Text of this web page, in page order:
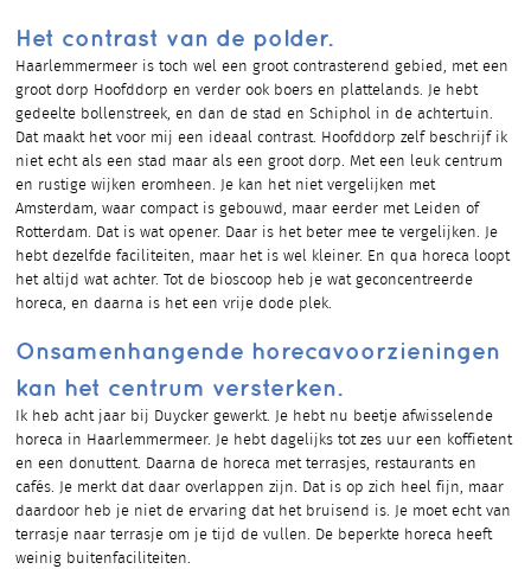
Het contrast van de polder.
Haarlemmermeer is toch wel een groot contrasterend gebied, met een
groot dorp Hoofddorp en verder ook boers en plattelands. Je hebt
gedeelte bollenstreek, en dan de stad en Schiphol in de achtertuin.
Dat maakt het voor mij een ideaal contrast. Hoofddorp zelf beschrijf ik
niet echt als een stad maar als een groot dorp. Met een leuk centrum
en rustige wijken eromheen. Je kan het niet vergelijken met
Amsterdam, waar compact is gebouwd, maar eerder met Leiden of
Rotterdam. Dat is wat opener. Daar is het beter mee te vergelijken. Je
hebt dezelfde faciliteiten, maar het is wel kleiner. En qua horeca loopt
het altijd wat achter. Tot de bioscoop heb je wat geconcentreerde
horeca, en daarna is het een vrije dode plek.
Onsamenhangende horecavoorzieningen
kan het centrum versterken.
Ik heb acht jaar bij Duycker gewerkt. Je hebt nu beetje afwisselende
horeca in Haarlemmermeer. Je hebt dagelijks tot zes uur een koffietent
en een donuttent. Daarna de horeca met terrasjes, restaurants en
cafés. Je merkt dat daar overlappen zijn. Dat is op zich heel fijn, maar
daardoor heb je niet de ervaring dat het bruisend is. Je moet echt van
terrasje naar terrasje om je tijd de vullen. De beperkte horeca heeft
weinig buitenfaciliteiten.